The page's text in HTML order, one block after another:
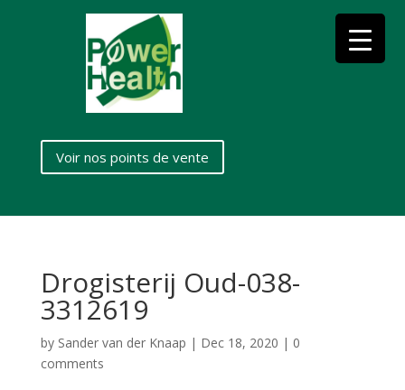
Voir nos points de vente
Drogisterij Oud-038-
3312619
by Sander van der Knaap | Dec 18, 2020 | 0
comments